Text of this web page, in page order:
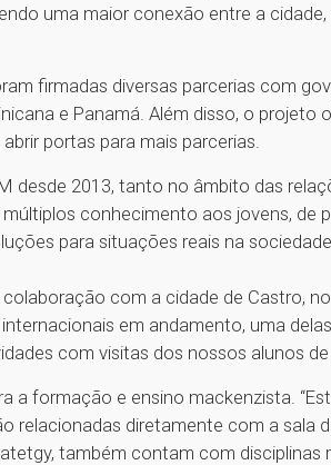
uma maior conexão entre a
firmadas diversas parcerias com
e Panamá. Além disso, o projeto
portas para mais parcerias.
desde 2013, tanto no âmbito das
conhecimento aos jovens, de
para situações reais na
com a cidade de Castro,
em andamento, uma
com visitas dos nossos alunos de
a formação e ensino mackenzista.
relacionadas diretamente com a sala
também contam com disciplinas